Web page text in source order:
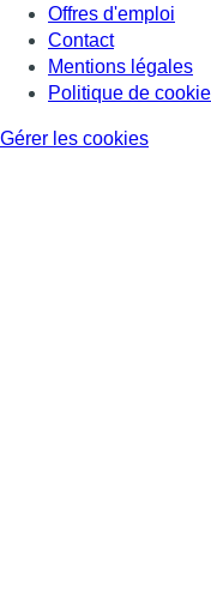
Offres d'emploi
Contact
Mentions légales
Politique de
Gérer les cookies